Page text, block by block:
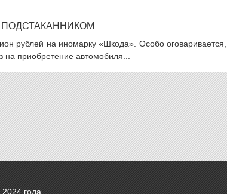
рублей на иномарку «Шкода». Особо оговаривается,
приобретение автомобиля...
года.